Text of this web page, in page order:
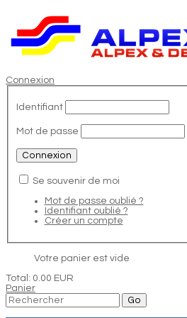
Connexion
Identifiant
Mot de passe
Se souvenir de moi
Mot de passe oublié ?
Identifiant oublié ?
Créer un compte
Votre panier est vide
Total: 0.00 EUR
Panier